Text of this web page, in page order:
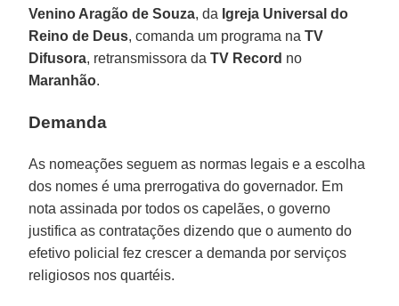
Venino Aragão de Souza, da Igreja Universal do
Reino de Deus, comanda um programa naTV
Difusora, retransmissora daTV Record no
Maranhão.
Demanda
As nomeações seguem as normas legais e a escolha
dos nomes é uma prerrogativa do governador. Em
nota assinada por todos os capelães, o governo
justifica as contratações dizendo que o aumento do
efetivo policial fez crescer a demanda por serviços
religiosos nos quartéis.